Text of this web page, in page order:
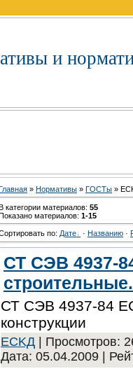
и
» Нормативы » ГOCTы »
категории материалов: 55
материалов: 1-15
по: Дате · Названию ·
СТ СЭВ 4937-
СТ СЭВ 4937-84
конструкции
ECKД | Просмотров:
Дата: 05.04.2009 |